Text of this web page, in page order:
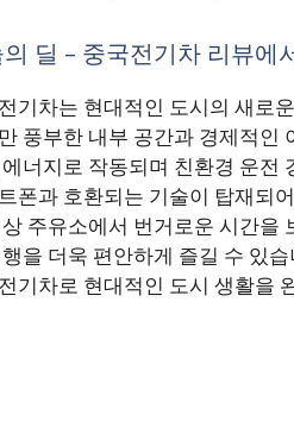
딜 – 중국전기차 리뷰에
기차는 현대적인 도시의 새로
풍부한 내부 공간과 경제적인
너지로 작동되며 친환경 운전
폰과 호환되는 기술이 탑재되
주유소에서 번거로운 시간을
을 더욱 편안하게 즐길 수 있습
기차로 현대적인 도시 생활을